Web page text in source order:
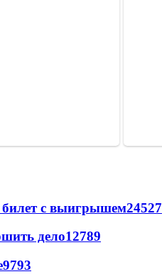
с выигрышем24527
дело12789
9793